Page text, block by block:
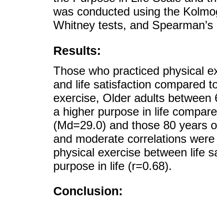
was conducted using the
Whitney tests, and
Results:
Those who practiced physical
and life satisfaction compared
exercise, Older adults
a higher purpose in life
(Md=29.0) and those 80 years
and moderate correlations
physical exercise between life
purpose in life (r=0.68).
Conclusion: